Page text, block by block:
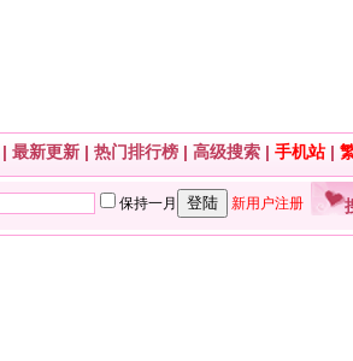
| 最新更新 | 热门排行榜 | 高级搜索 | 手机站|